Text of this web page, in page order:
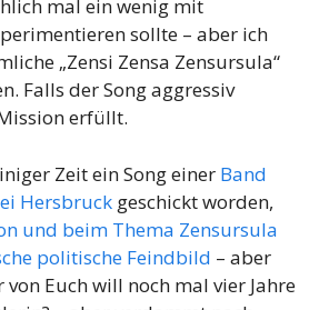
mal ein wenig mit
sollte – aber ich
„Zensi Zensa Zensursula“
Falls der Song aggressiv
erfüllt.
Zeit ein Song einer Band
Hersbruck geschickt worden,
und beim Thema Zensursula
politische Feindbild – aber
Euch will noch mal vier Jahre